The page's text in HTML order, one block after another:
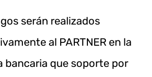
serán realizados
al PARTNER en la
bancaria que soporte por